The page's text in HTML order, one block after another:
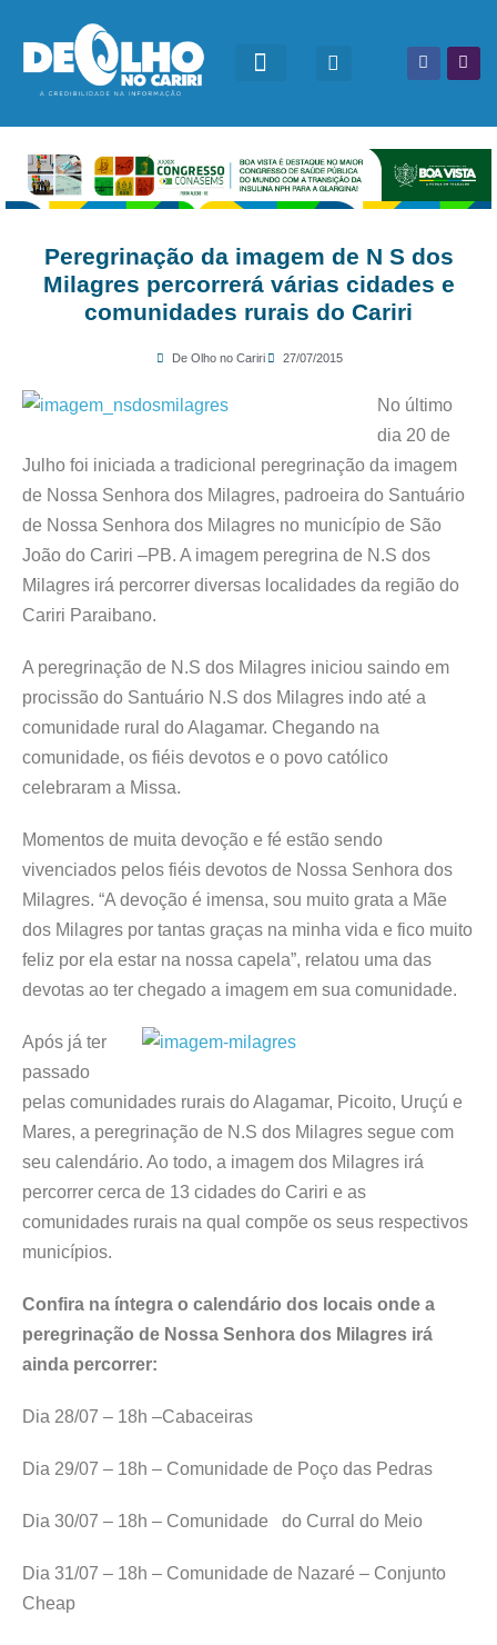
Peregrinação da imagem de N S dos
Milagres percorrerá várias cidades e
comunidades rurais do Cariri
De Olho no Cariri 27/07/2015
No último
dia 20 de
Julho foi iniciada a tradicional peregrinação da imagem
de Nossa Senhora dos Milagres, padroeira do Santuário
de Nossa Senhora dos Milagres no município de São
João do Cariri –PB. A imagem peregrina de N.S dos
Milagres irá percorrer diversas localidades da região do
Cariri Paraibano.
A peregrinação de N.S dos Milagres iniciou saindo em
procissão do Santuário N.S dos Milagres indo até a
comunidade rural do Alagamar. Chegando na
comunidade, os fiéis devotos e o povo católico
celebraram a Missa.
Momentos de muita devoção e fé estão sendo
vivenciados pelos fiéis devotos de Nossa Senhora dos
Milagres. “A devoção é imensa, sou muito grata a Mãe
dos Milagres por tantas graças na minha vida e fico muito
feliz por ela estar na nossa capela”, relatou uma das
devotas ao ter chegado a imagem em sua comunidade.
Após já ter
passado
pelas comunidades rurais do Alagamar, Picoito, Uruçú e
Mares, a peregrinação de N.S dos Milagres segue com
seu calendário. Ao todo, a imagem dos Milagres irá
percorrer cerca de 13 cidades do Cariri e as
comunidades rurais na qual compõe os seus respectivos
municípios.
Confira na íntegra o calendário dos locais onde a
peregrinação de Nossa Senhora dos Milagres irá
ainda percorrer:
Dia 28/07 – 18h –Cabaceiras
Dia 29/07 – 18h – Comunidade de Poço das Pedras
Dia 30/07 – 18h – Comunidade do Curral do Meio
Dia 31/07 – 18h – Comunidade de Nazaré – Conjunto
Cheap